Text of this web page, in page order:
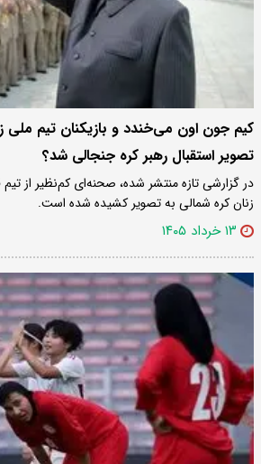
کیم جون اون می‌خندد و بازیکنان تیم ملی
تصویر استقبال رهبر کره جنجالی شد؟
در گزارشی تازه منتشر شده، صحنه‌ای کم‌نظیر از تیم
زنان کره شمالی به تصویر کشیده شده است.
۱۳ خرداد ۱۴۰۵